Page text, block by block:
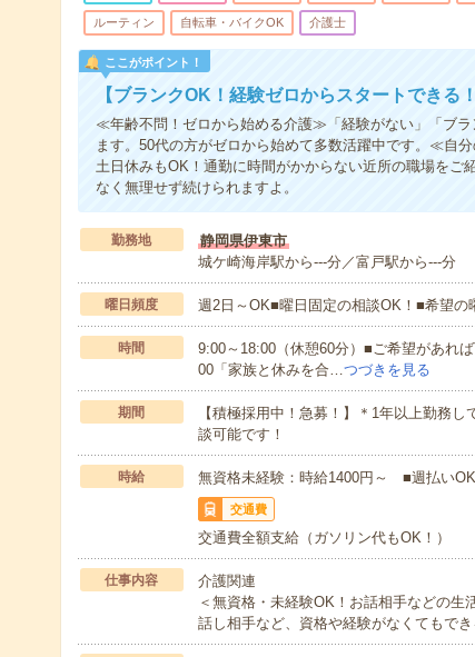
ルーティン 自転車・バイクOK 介護士
ここがポイント！
【ブランクOK！経験ゼロからスタートできる
≪年齢不問！ゼロから始める介護≫「経験がない」「ブラ
ます。50代の方がゼロから始めて多数活躍中です。≪自
土日休みもOK！通勤に時間がかからない近所の職場をご
なく無理せず続けられますよ。
勤務地
静岡県伊東市
城ケ崎海岸駅から---分／富戸駅から---分
曜日頻度 週2日～OK■曜日固定の相談OK！■希望の
時間
9:00～18:00（休憩60分）■ご希望があれ
00「家族と休みを合…つづきを見る
期間
【積極採用中！急募！】＊1年以上勤務
談可能です！
時給 無資格未経験：時給1400円～ ■週払い
交通費
交通費全額支給（ガソリン代もOK！）
仕事内容
介護関連
＜無資格・未経験OK！お話相手などの
話し相手など、資格や経験がなくてもで